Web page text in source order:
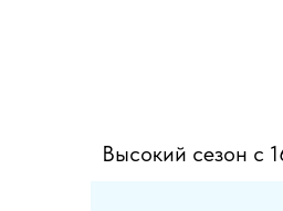
Высокий сезон с